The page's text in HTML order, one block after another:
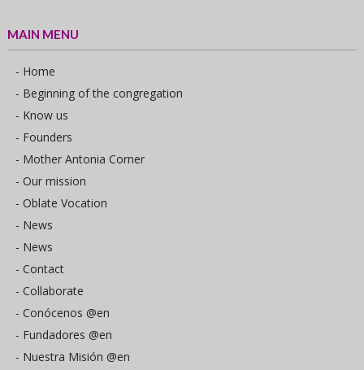
MAIN MENU
- Home
- Beginning of the congregation
- Know us
- Founders
- Mother Antonia Corner
- Our mission
- Oblate Vocation
- News
- News
- Contact
- Collaborate
- Conócenos @en
- Fundadores @en
- Nuestra Misión @en